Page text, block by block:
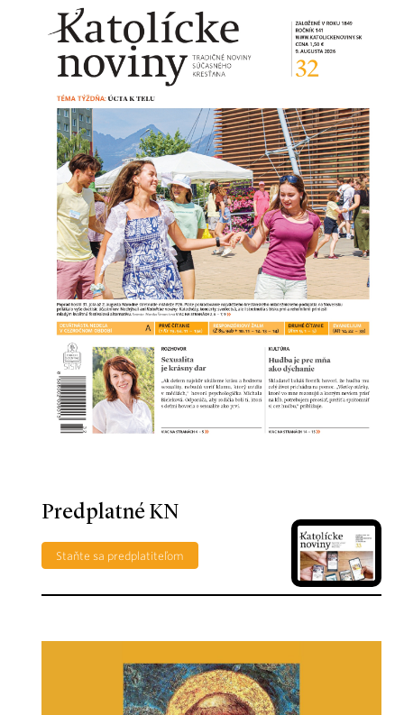
Predplatné KN
Staňte sa predplatiteľom